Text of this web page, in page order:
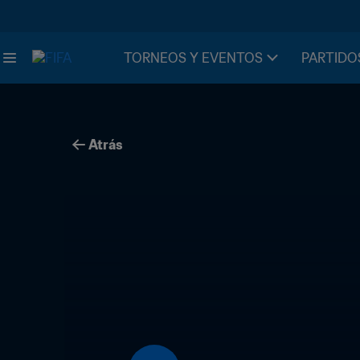
TORNEOS Y EVENTOS
Atrás